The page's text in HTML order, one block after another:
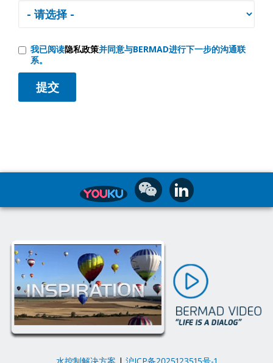
我已阅读隐私政策并同意与BERMAD进行下一步的沟通联
系。